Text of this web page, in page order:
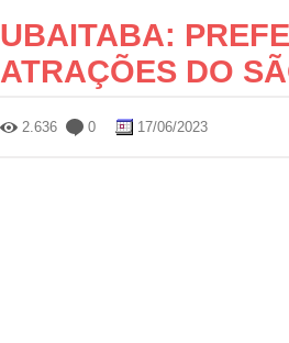
UBAITABA:
ATRAÇÕES DO
2.636 0 17/06/2023